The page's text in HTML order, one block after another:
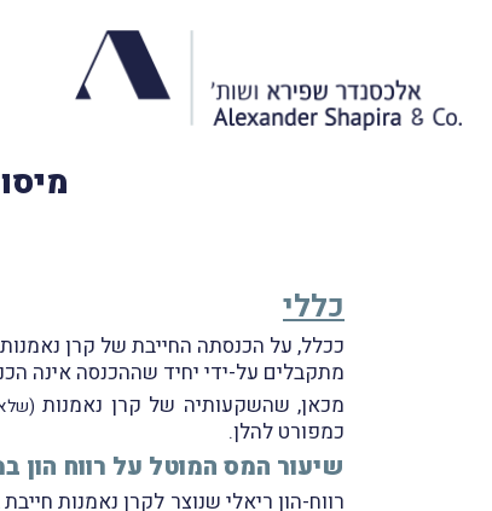
כללי
ככלל, על הכנסתה החייבת של קרן
מתקבלים על-ידי יחיד שההכנסה אינה
מכאן, שהשקעותיה של קרן נאמנות
כמפורט להלן.
שיעור המס המוטל על רווח הון